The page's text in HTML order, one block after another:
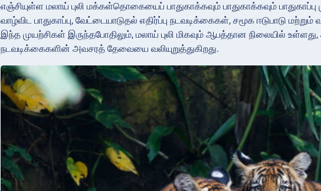
எஞ்சியுள்ள மலாய் புலி மக்கள்தொகையைப் பாதுகாக்கவும் பாதுகாக்கவும்
வாழ்விட பாதுகாப்பு, வேட்டையாடுதல் எதிர்ப்பு நடவடிக்கைகள், சமூக ஈடுபாடு
இந்த முயற்சிகள் இருந்தபோதிலும், மலாய் புலி மிகவும் ஆபத்தான நிலையில்
நடவடிக்கைகளின் அவசரத் தேவையை வலியுறுத்துகிறது.